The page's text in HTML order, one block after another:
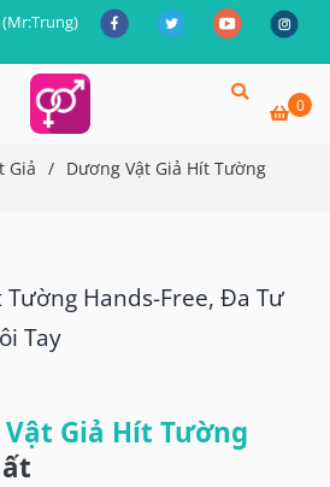
(Mr:Trung)
0
Giả / Dương Vật Giả Hít Tường
Hands-Free, Đa Tư
Tay
Giả Hít Tường